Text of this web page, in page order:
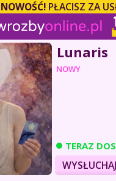
NOWOŚĆ!PŁACISZ ZA
Lunaris
NOWY
TERAZ